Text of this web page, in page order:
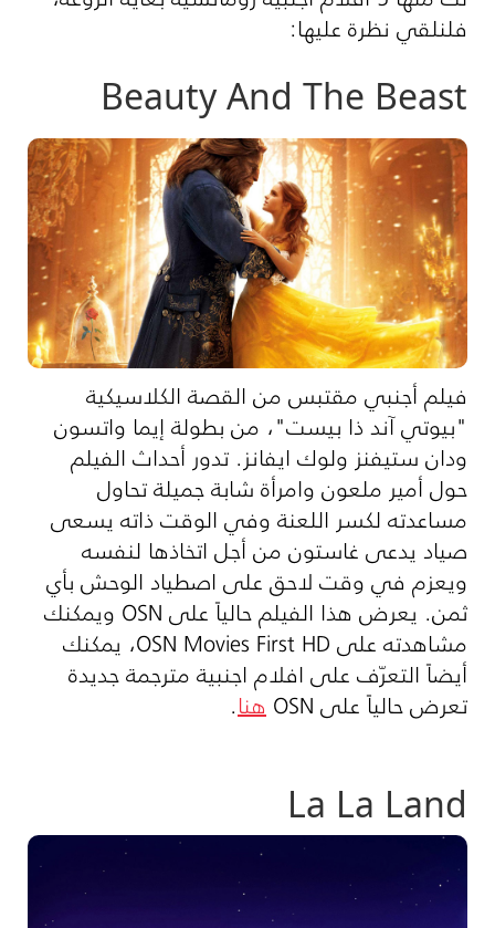
فلنلقي نظرة عليها:
Beauty And The Beast
فيلم أجنبي مقتبس من القصة الكلاسيكية
"بيوتي آند ذا بيست"، من بطولة إيما واتسون
ودان ستيفنز ولوك ايفانز. تدور أحداث الفيلم
حول أمير ملعون وامرأة شابة جميلة تحاول
مساعدته لكسر اللعنة وفي الوقت ذاته يسعى
صياد يدعى غاستون من أجل اتخاذها لنفسه
ويعزم في وقت لاحق على اصطياد الوحش بأي
ثمن. يعرض هذا الفيلم حالياً على OSN ويمكنك
مشاهدته على OSN Movies First HD، يمكنك
أيضاً التعرّف على افلام اجنبية مترجمة جديدة
تعرض حالياً على OSN هنا.
La La Land